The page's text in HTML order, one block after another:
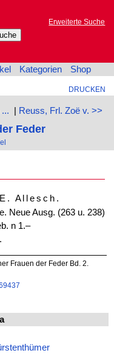
Erweiterte Suche
Kategorien Shop
DRUCKEN
| Reuss, Frl. Zoë v. >>
Feder
Allesch .
Neue Ausg. (263 u. 238)
n 1.–
.
Frauen der Feder Bd. 2.